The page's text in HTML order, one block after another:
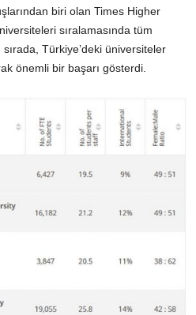
biri olan Times Higher
sıralamasında tüm
Türkiye’deki üniversiteler
önemli bir başarı gösterdi.